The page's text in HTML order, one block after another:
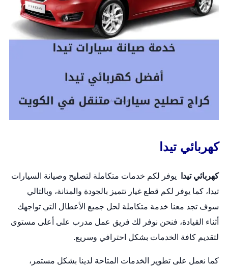
كهربائي تيدا
كهربائي تيدا
يوفر لكم خدمات متكاملة لتصليح وصيانة السيارات
تيدا، كما يوفر لكم قطع غيار تتميز بالجودة والمتانة، وبالتالي
سوف تجد معنا خدمة متكاملة لحل جميع الأعطال التي تواجهك
أثناء القيادة، فنحن نوفر لك فريق عمل مدرب على أعلى مستوى
لتقديم كافة الخدمات بشكل احترافي وسريع.
كما نعمل على تطوير الخدمات المتاحة لدينا بشكل مستمر،